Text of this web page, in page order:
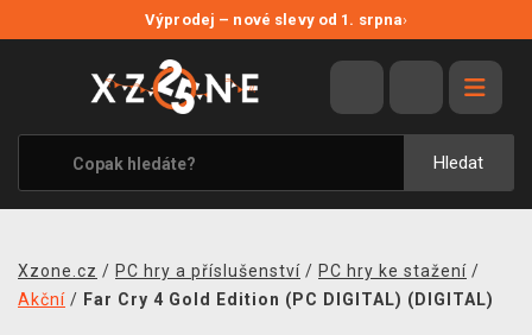
Výprodej – nové slevy od 1. srpna›
Hledat
VÝPRODEJ
VIDEOHRY
XZONE ORIGINALS
TÉMATIKY
MERCHANDISE
Xzone.cz / PC hry a příslušenství / PC hry ke stažení /
Akční / Far Cry 4 Gold Edition (PC DIGITAL) (DIGITAL)